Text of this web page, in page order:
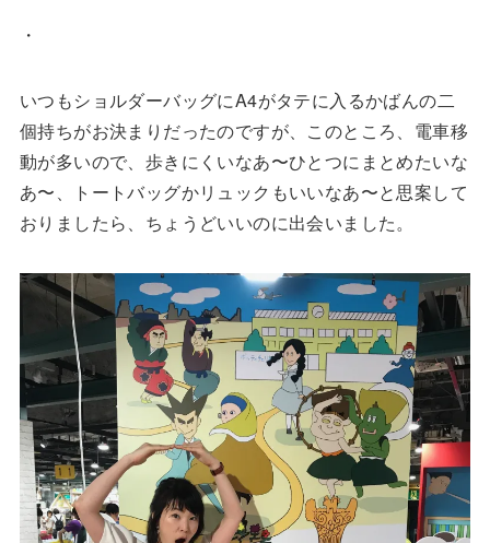
・
いつもショルダーバッグにA4がタテに入るかばんの二
個持ちがお決まりだったのですが、このところ、電車移
動が多いので、歩きにくいなあ〜ひとつにまとめたいな
あ〜、トートバッグかリュックもいいなあ〜と思案して
おりましたら、ちょうどいいのに出会いました。